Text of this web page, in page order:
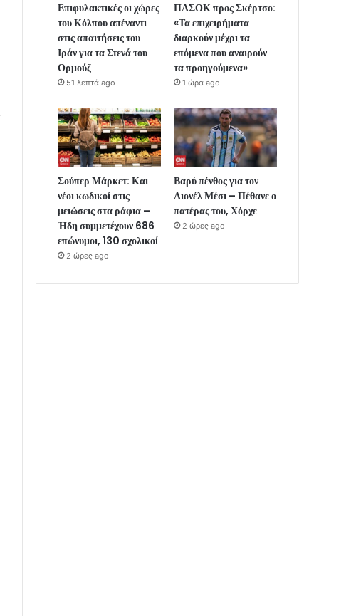
Επιφυλακτικές οι χώρες
του Κόλπου απέναντι
στις απαιτήσεις του
Ιράν για τα Στενά του
Ορμούζ
51 λεπτά ago
ΠΑΣΟΚ προς Σκέρτσο:
«Τα επιχειρήματα
διαρκούν μέχρι τα
επόμενα που αναιρούν
τα προηγούμενα»
1 ώρα ago
Σούπερ Μάρκετ: Και
νέοι κωδικοί στις
μειώσεις στα ράφια –
Ήδη συμμετέχουν 686
επώνυμοι, 130 σχολικοί
2 ώρες ago
Βαρύ πένθος για τον
Λιονέλ Μέσι – Πέθανε ο
πατέρας του, Χόρχε
2 ώρες ago